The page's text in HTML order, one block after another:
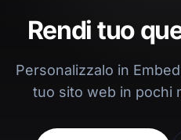
Rendi tuo
Personalizzalo in
tuo sito web in pochi